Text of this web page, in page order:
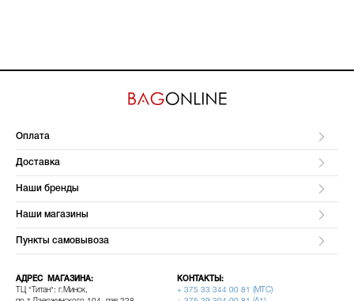
Оплата
Доставка
Наши бренды
Наши магазины
Пункты самовывоза
АДРЕС МАГАЗИНА:
ТЦ "Титан": г.Минск,
КОНТАКТЫ:
+ 375 33 344 00 81 (МТС)